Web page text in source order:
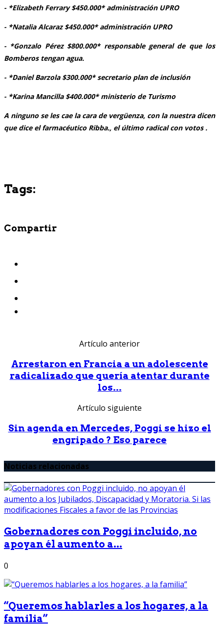
- *Elizabeth Ferrary $450.000* administración UPRO
- *Natalia Alcaraz $450.000* administración UPRO
- *Gonzalo Pérez $800.000* responsable general de que los
Bomberos tengan agua.
- *Daniel Barzola $300.000* secretario plan de inclusión
- *Karina Mancilla $400.000* ministerio de Turismo
A ninguno se les cae la cara de vergüenza, con la nuestra dicen
que dice el farmacéutico Ribba., el último radical con votos .
Tags:
Compartir
Artículo anterior
Arrestaron en Francia a un adolescente
radicalizado que quería atentar durante
los...
Artículo siguiente
Sin agenda en Mercedes, Poggi se hizo el
engripado ? Eso parece
Noticias relacionadas
Gobernadores con Poggi incluido, no
apoyan él aumento a...
0
“Queremos hablarles a los hogares, a la
familia”